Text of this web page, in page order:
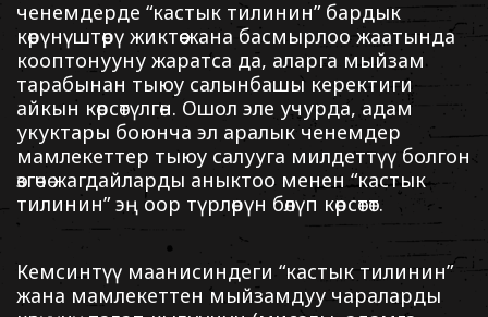
ченемдерде “кастык тилинин” бардык
көрүнүштөрү жиктөө жана басмырлоо жаатында
кооптонууну жаратса да, аларга мыйзам
тарабынан тыюу салынбашы керектиги
айкын көрсөтүлгөн. Ошол эле учурда, адам
укуктары боюнча эл аралык ченемдер
мамлекеттер тыюу салууга милдеттүү болгон
өзгөчө жагдайларды аныктоо менен “кастык
тилинин” эң оор түрлөрүн бөлүп көрсөтөт.
Кемсинтүү маанисиндеги “кастык тилинин”
жана мамлекеттен мыйзамдуу чараларды